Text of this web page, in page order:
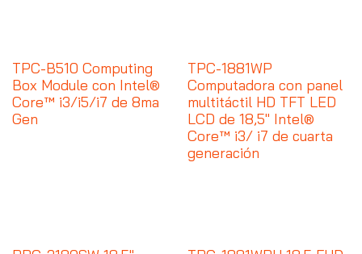
TPC-B510 Computing
Box Module con Intel®
Core™ i3/i5/i7 de 8ma
Gen
TPC-1881WP
Computadora con panel
multitáctil HD TFT LED
LCD de 18,5" Intel®
Core™ i3/ i7 de cuarta
generación